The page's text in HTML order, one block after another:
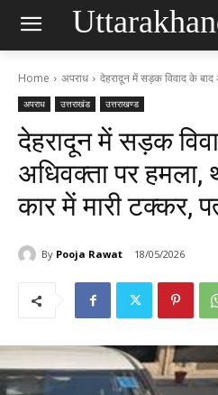
Home अपराध देहरादून में सड़क विवाद के बाद
अपराध उत्तराखंड उत्तराखण्ड
देहरादून में सड़क
अधिवक्ता पर हमला,
कार में मारी टक्कर,
By Pooja Rawat 18/05/2026